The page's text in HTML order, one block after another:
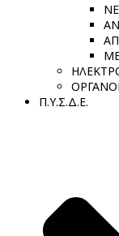
Π.Υ.Σ.Δ.Ε.